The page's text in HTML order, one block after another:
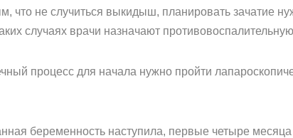
что не случиться выкидыш, планировать зачатие
случаях врачи назначают
процесс для начала нужно пройти
беременность наступила, первые четыре